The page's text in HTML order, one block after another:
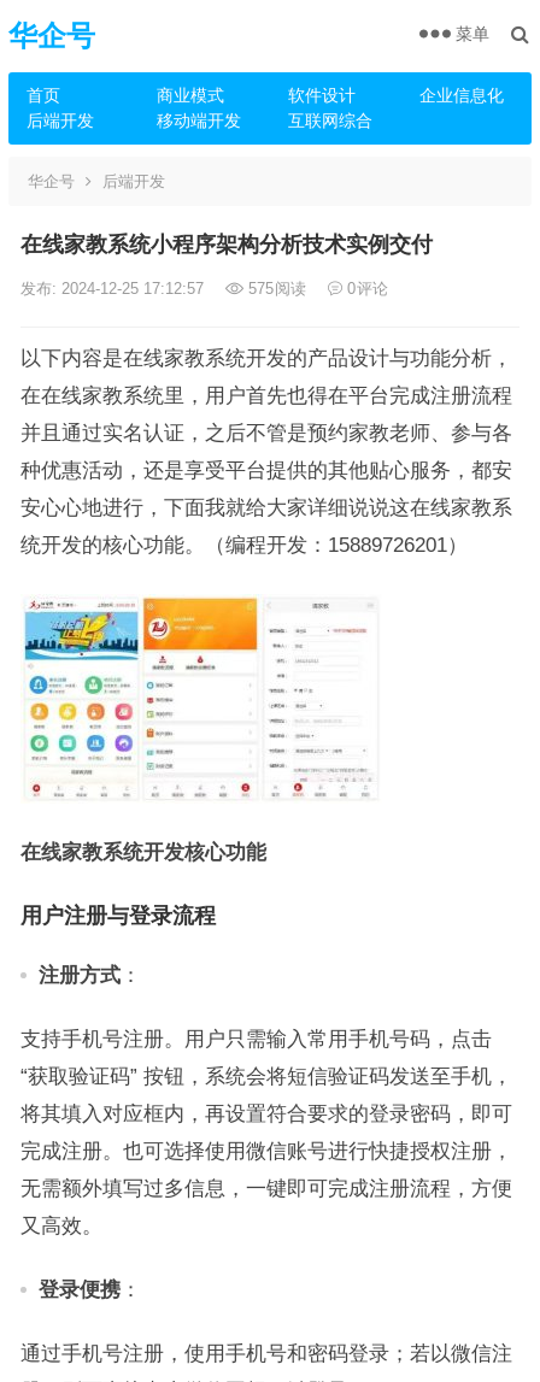
华企号
首页 商业模式 软件设计
企业信息化
后端开发
移动端开发 互联网综合
菜单
华企号 后端开发
在线家教系统小程序架构分析技术实例交付
发布: 2024-12-25 17:12:57 575阅读 0评论
以下内容是在线家教系统开发的产品设计与功能分析，
在在线家教系统里，用户首先也得在平台完成注册流程
并且通过实名认证，之后不管是预约家教老师、参与各
种优惠活动，还是享受平台提供的其他贴心服务，都安
安心心地进行，下面我就给大家详细说说这在线家教系
统开发的核心功能。（编程开发：15889726201）
在线家教系统开发核心功能
用户注册与登录流程
注册方式：
支持手机号注册。用户只需输入常用手机号码，点击
“获取验证码” 按钮，系统会将短信验证码发送至手机，
将其填入对应框内，再设置符合要求的登录密码，即可
完成注册。也可选择使用微信账号进行快捷授权注册，
无需额外填写过多信息，一键即可完成注册流程，方便
又高效。
登录便携：
通过手机号注册，使用手机号和密码登录；若以微信注